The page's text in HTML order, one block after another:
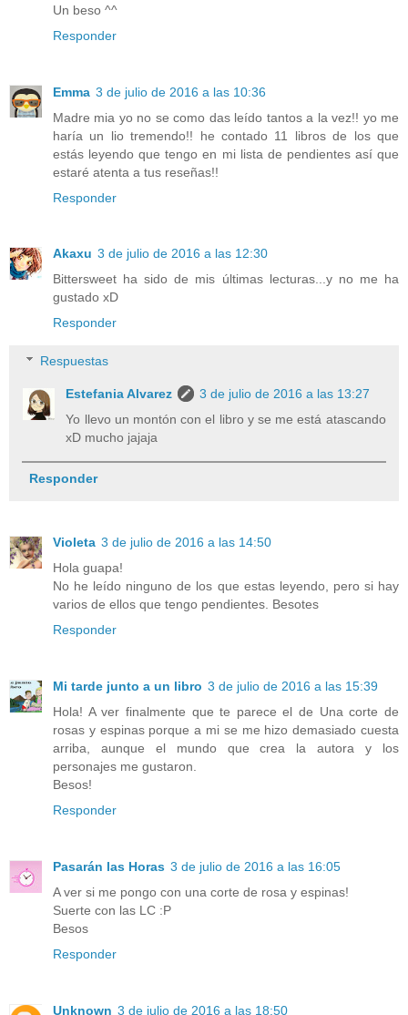
Un beso ^^
Responder
Emma 3 de julio de 2016 a las 10:36
Madre mia yo no se como das leído tantos a la vez!! yo me
haría un lio tremendo!! he contado 11 libros de los que
estás leyendo que tengo en mi lista de pendientes así que
estaré atenta a tus reseñas!!
Responder
Akaxu 3 de julio de 2016 a las 12:30
Bittersweet ha sido de mis últimas lecturas...y no me ha
gustado xD
Responder
Respuestas
Estefania Alvarez
3 de julio de 2016 a las 13:27
Yo llevo un montón con el libro y se me está atascando
xD mucho jajaja
Responder
Violeta 3 de julio de 2016 a las 14:50
Hola guapa!
No he leído ninguno de los que estas leyendo, pero si hay
varios de ellos que tengo pendientes. Besotes
Responder
Mi tarde junto a un libro 3 de julio de 2016 a las 15:39
Hola! A ver finalmente que te parece el de Una corte de
rosas y espinas porque a mi se me hizo demasiado cuesta
arriba, aunque el mundo que crea la autora y los
personajes me gustaron.
Besos!
Responder
Pasarán las Horas 3 de julio de 2016 a las 16:05
A ver si me pongo con una corte de rosa y espinas!
Suerte con las LC :P
Besos
Responder
Unknown 3 de julio de 2016 a las 18:50